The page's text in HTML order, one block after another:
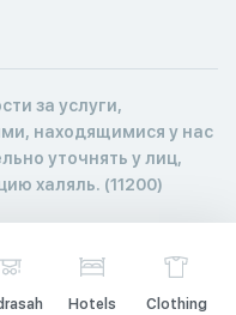
за услуги,
находящимися у нас
уточнять у лиц,
халяль. (11200)
Hotels
Clothing